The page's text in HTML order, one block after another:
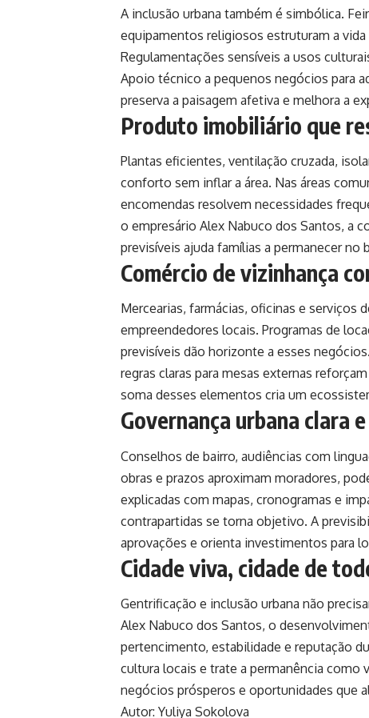
A inclusão urbana também é simbólica.
equipamentos religiosos estruturam a
Regulamentações sensíveis a usos
Apoio técnico a pequenos negócios para
preserva a paisagem afetiva e melhora a
Produto imobiliário que
Plantas eficientes, ventilação cruzada,
conforto sem inflar a área. Nas áreas
encomendas resolvem necessidades
o empresário Alex Nabuco dos Santos, a
previsíveis ajuda famílias a permanecer no
Comércio de vizinhança
Mercearias, farmácias, oficinas e serviços
empreendedores locais. Programas de
previsíveis dão horizonte a esses
regras claras para mesas externas
soma desses elementos cria um
Governança urbana clara
Conselhos de bairro, audiências com
obras e prazos aproximam moradores,
explicadas com mapas, cronogramas e
contrapartidas se torna objetivo. A
aprovações e orienta investimentos para
Cidade viva, cidade de
Gentrificação e inclusão urbana não
Alex Nabuco dos Santos, o
pertencimento, estabilidade e reputação
cultura locais e trate a permanência como
negócios prósperos e oportunidades que
Autor: Yuliya Sokolova